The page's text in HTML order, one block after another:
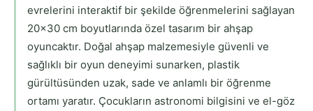
evrelerini interaktif bir şekilde öğrenmelerini sağlayan
20x30 cm boyutlarında özel tasarım bir ahşap
oyuncaktır. Doğal ahşap malzemesiyle güvenli ve
sağlıklı bir oyun deneyimi sunarken, plastik
gürültüsünden uzak, sade ve anlamlı bir öğrenme
ortamı yaratır. Çocukların astronomi bilgisini ve el-göz